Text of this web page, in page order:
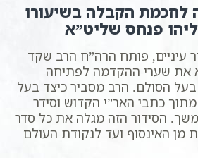
לחכמת הקבלה בשיעורו
פנחס שליט”א
עיניים, פותח הרה”ח הרב שקד
את שערי ההקדמה לפתיחה
הסולם. הרב מסביר כיצד בעל
כתבי האר”י הקדוש וסידר
הסידור הזה מגלה את כל סדר
האינסוף ועד לנקודת העולם